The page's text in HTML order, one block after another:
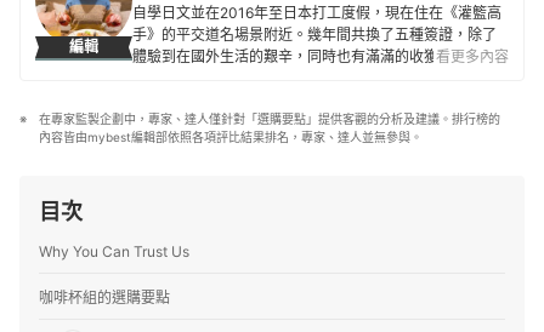
肉桂捲、磅蛋糕、乳酪蛋糕。
林宇涵的簡介
編輯
自學日文並在2016年至日本打工度假，現在住在《灌籃高
手》的平交道名場景附近。幾年間共換了五種簽證，除了
體驗到在國外生活的艱辛，同時也有滿滿的收獲。 在日本
對讀者們有幫助的資訊。
王靜瑢的簡介
看更多內容
在專家監製企劃中，專家、達人僅針對「選購要點」提供客觀的分析及建議。排行榜的
內容皆由mybest編輯部依照各項評比結果排名，專家、達人並無參與。
目次
Why You Can Trust Us
咖啡杯組的選購要點